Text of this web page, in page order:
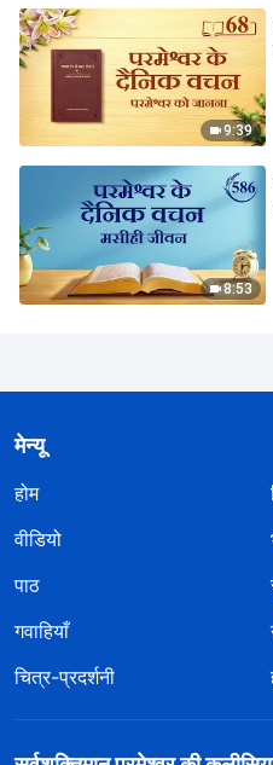
9:39
8:53
मेन्यू
होम
वीडियो
पाठ
गवाहियाँ
चित्र-प्रदर्शनी